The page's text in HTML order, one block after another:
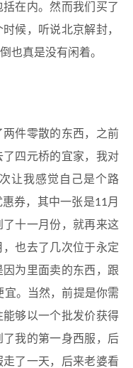
在内。然而我们买了
候，听说北京解封，
也真是没有闲着。
件零散的东西，之前
四元桥的宜家，我对
让我感觉自己是个路
券，其中一张是11月
十一月份，就再来这
也去了几次位于永定
为里面卖的东西，跟
宜。当然，前提是你需
够以一个批发价获得
我的第一身西服，后
了一天，后来老婆看